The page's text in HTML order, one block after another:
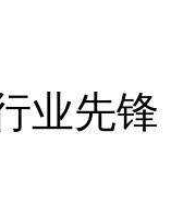
业先